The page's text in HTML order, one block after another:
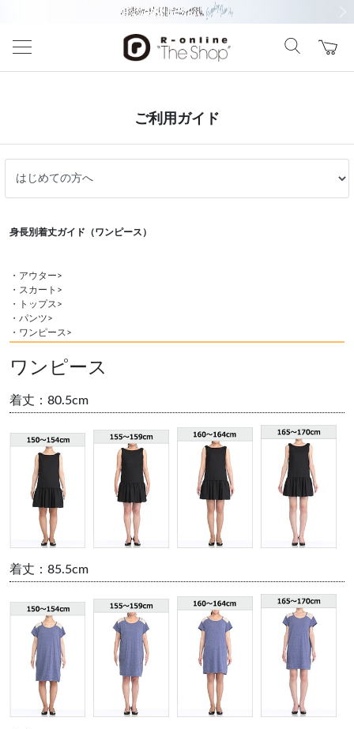
ご利用ガイド
身長別着丈ガイド（ワンピース）
・アウター>
・スカート>
・トップス>
・パンツ>
・ワンピース>
ワンピース
着丈：80.5cm
着丈：85.5cm